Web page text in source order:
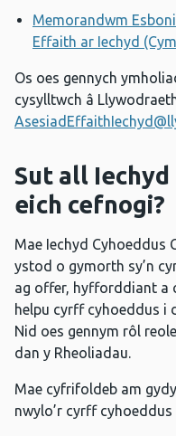
Memorandwm
Effaith ar Iechyd
Os oes gennych
cysylltwch â
Sut all Iechyd
eich cefnogi?
Mae Iechyd Cyhoeddus
ystod o gymorth sy’n
ag offer, hyfforddiant a
helpu cyrff cyhoeddus i
Nid oes gennym rôl
dan y Rheoliadau.
Mae cyfrifoldeb am
nwylo’r cyrff